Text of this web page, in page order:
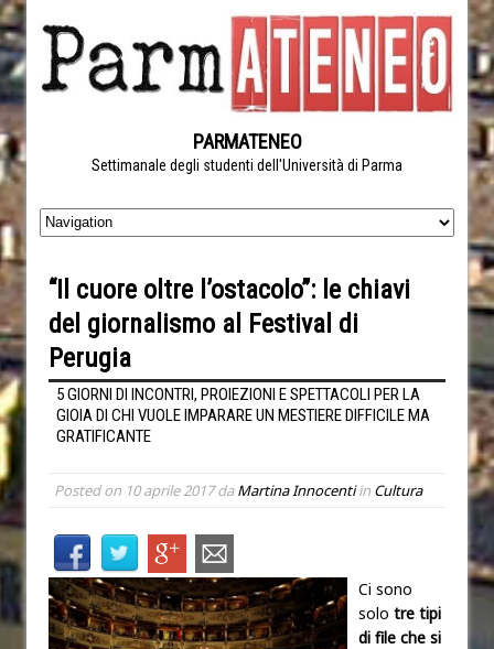
PARMATENEO
Settimanale degli studenti dell'Università di Parma
“Il cuore oltre l’ostacolo”: le chiavi
del giornalismo al Festival di
Perugia
5 GIORNI DI INCONTRI, PROIEZIONI E SPETTACOLI PER LA
GIOIA DI CHI VUOLE IMPARARE UN MESTIERE DIFFICILE MA
GRATIFICANTE
Posted on 10 aprile 2017daMartina Innocentiin Cultura
Ci sono
solo tre tipi
di file che si